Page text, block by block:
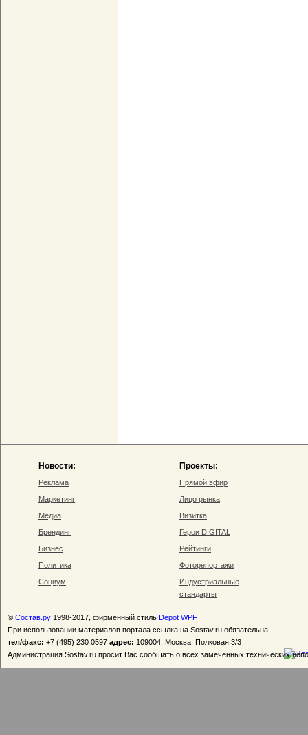
Новости:
Реклама
Маркетинг
Медиа
Брендинг
Бизнес
Политика
Социум
Проекты:
Прямой эфир
Лицо рынка
Визитка
Герои DIGITAL
Рейтинги
Фоторепортажи
Индустриальные
стандарты
© Состав.ру 1998-2017, фирменный стиль Depot WPF
При использовании материалов портала ссылка на Sostav.ru обязательна!
тел/факс: +7 (495) 230 0597 адрес: 109004, Москва, Полковая 3/3
Администрация Sostav.ru просит Вас сообщать о всех замеченных технических